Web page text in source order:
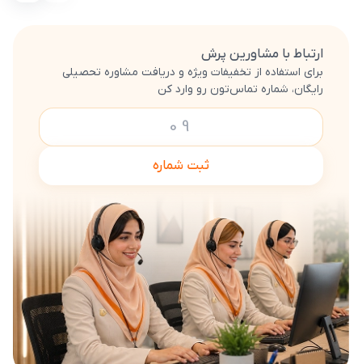
ارتباط با مشاورین پرش
برای استفاده از تخفیفات ویژه و دریافت مشاوره تحصیلی
رایگان، شماره تماس‌تون رو وارد کن
ثبت شماره